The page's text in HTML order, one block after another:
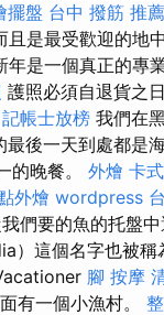
擺盤 台中 撥筋 推薦
且是最受歡迎的地
是一個真正的專
護照必須自退貨之
記帳士放榜 我們在
最後一天到處都是
的晚餐。 外燴 卡
外燴 wordpress
們要的魚的托盤
）這個名字也被稱
腳 按摩
有一個小漁村。